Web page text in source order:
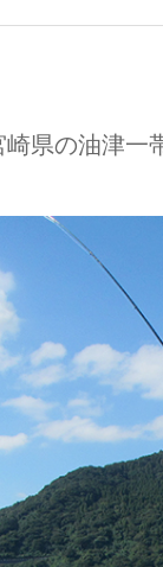
県の油津一